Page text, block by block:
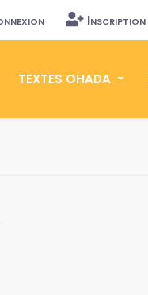
Inscription
TEXTES OHADA